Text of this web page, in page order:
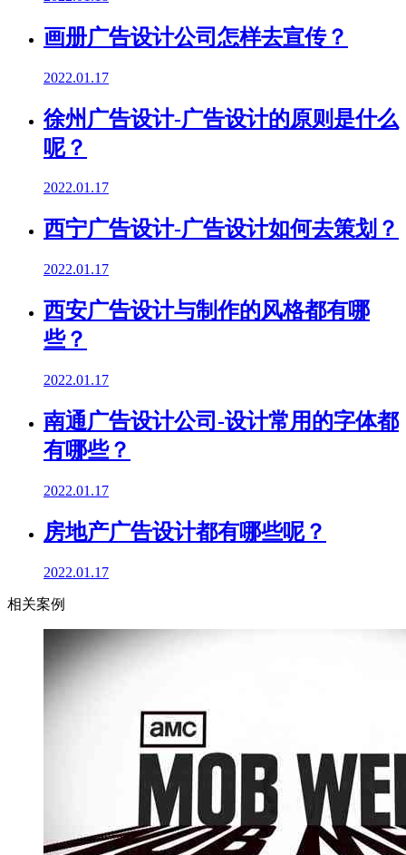
画册广告设计公司怎样去宣传？
2022.01.17
徐州广告设计-广告设计的原则是什么
呢？
2022.01.17
西宁广告设计-广告设计如何去策划？
2022.01.17
西安广告设计与制作的风格都有哪
些？
2022.01.17
南通广告设计公司-设计常用的字体都
有哪些？
2022.01.17
房地产广告设计都有哪些呢？
2022.01.17
相关案例